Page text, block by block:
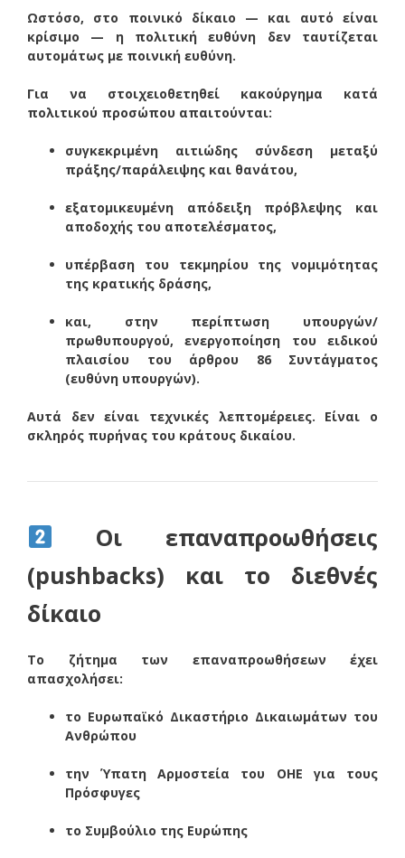
Ωστόσο, στο ποινικό δίκαιο — και αυτό είναι
κρίσιμο — η πολιτική ευθύνη δεν ταυτίζεται
αυτομάτως με ποινική ευθύνη.
Για να στοιχειοθετηθεί κακούργημα κατά
πολιτικού προσώπου απαιτούνται:
συγκεκριμένη αιτιώδης σύνδεση μεταξύ
πράξης/παράλειψης και θανάτου,
εξατομικευμένη απόδειξη πρόβλεψης και
αποδοχής του αποτελέσματος,
υπέρβαση του τεκμηρίου της νομιμότητας
της κρατικής δράσης,
και, στην περίπτωση υπουργών/
πρωθυπουργού, ενεργοποίηση του ειδικού
πλαισίου του άρθρου 86 Συντάγματος
(ευθύνη υπουργών).
Αυτά δεν είναι τεχνικές λεπτομέρειες. Είναι ο
σκληρός πυρήνας του κράτους δικαίου.
Οι επαναπροωθήσεις
(pushbacks) και το διεθνές
δίκαιο
Το ζήτημα των επαναπροωθήσεων έχει
απασχολήσει:
το Ευρωπαϊκό Δικαστήριο Δικαιωμάτων του
Ανθρώπου
την Ύπατη Αρμοστεία του ΟΗΕ για τους
Πρόσφυγες
το Συμβούλιο της Ευρώπης